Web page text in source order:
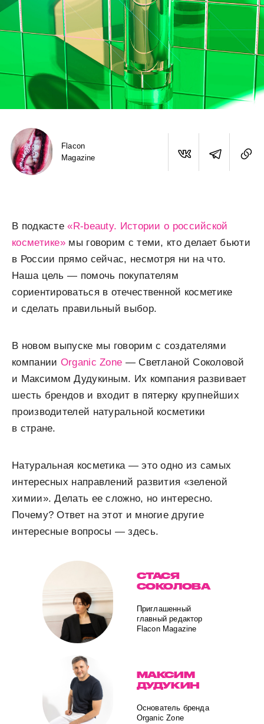
Flacon
Magazine
В подкасте«R-beauty. Истории о российской
косметике» мы говорим с теми, кто делает бьюти
в России прямо сейчас, несмотря ни на что.
Наша цель — помочь покупателям
сориентироваться в отечественной косметике
и сделать правильный выбор.
В новом выпуске мы говорим с создателями
компании Organic Zone — Светланой Соколовой
и Максимом Дудукиным. Их компания развивает
шесть брендов и входит в пятерку крупнейших
производителей натуральной косметики
в стране.
Натуральная косметика — это одно из самых
интересных направлений развития «зеленой
химии». Делать ее сложно, но интересно.
Почему? Ответ на этот и многие другие
интересные вопросы — здесь.
СТАСЯ
СОКОЛОВА
Приглашенный
главный редактор
Flacon Magazine
МАКСИМ
ДУДУКИН
Основатель бренда
Organic Zone